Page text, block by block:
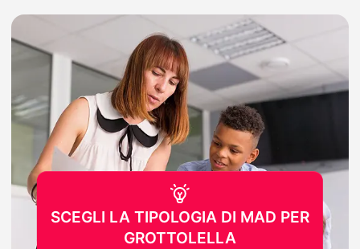
SCEGLI LA TIPOLOGIA DI MAD PER
GROTTOLELLA